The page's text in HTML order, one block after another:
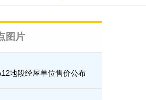
图片
地段经屋单位售价公布